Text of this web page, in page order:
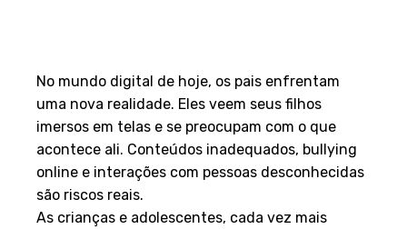
No mundo digital de hoje, os pais enfrentam
uma nova realidade. Eles veem seus filhos
imersos em telas e se preocupam com o que
acontece ali. Conteúdos inadequados, bullying
online e interações com pessoas desconhecidas
são riscos reais.
As crianças e adolescentes, cada vez mais